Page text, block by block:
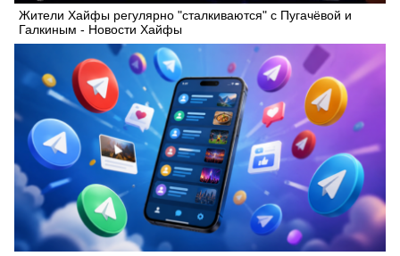
Жители Хайфы регулярно "сталкиваются" с Пугачёвой и
Галкиным - Новости Хайфы